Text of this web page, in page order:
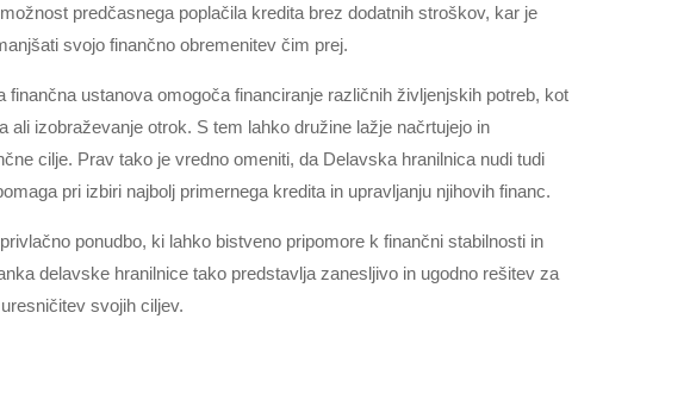
predčasnega poplačila kredita brez dodatnih stroškov, kar je
svojo finančno obremenitev čim prej.
finančna ustanova omogoča financiranje različnih življenjskih potreb, kot
ali izobraževanje otrok. S tem lahko družine lažje načrtujejo in
cilje. Prav tako je vredno omeniti, da Delavska hranilnica nudi tudi
pri izbiri najbolj primernega kredita in upravljanju njihovih financ.
ponudbo, ki lahko bistveno pripomore k finančni stabilnosti in
delavske hranilnice tako predstavlja zanesljivo in ugodno rešitev za
svojih ciljev.